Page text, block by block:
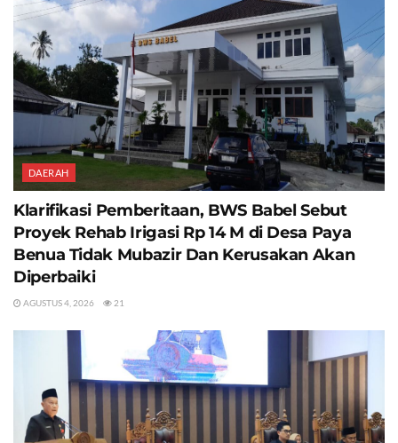
DAERAH
Klarifikasi Pemberitaan, BWS Babel Sebut
Proyek Rehab Irigasi Rp 14 M di Desa Paya
Benua Tidak Mubazir Dan Kerusakan Akan
Diperbaiki
AGUSTUS 4, 2026 21